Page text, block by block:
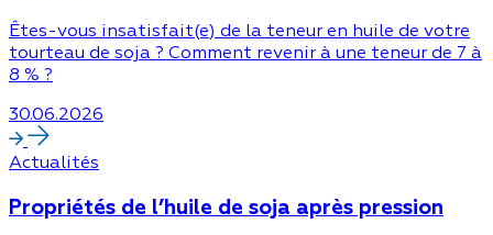
Êtes-vous insatisfait(e) de la teneur en huile de votre
tourteau de soja ? Comment revenir à une teneur de 7 à
8 % ?
30.06.2026
Actualités
Propriétés de l’huile de soja après pression